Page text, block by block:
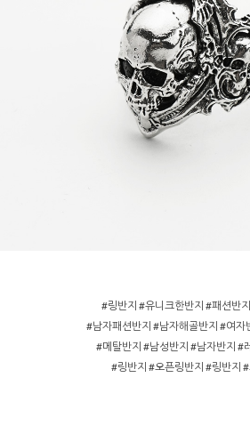
#링반지 #유니크한반지 #패션반
#남자패션반지 #남자해골반지 #여자
#메탈반지 #남성반지 #남자반지 #
#링반지 #오픈링반지 #링반지 #